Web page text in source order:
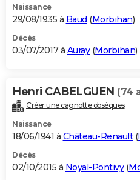
Naissance
29/08/1935 à Baud (Morbihan)
Décès
03/07/2017 à Auray(Morbihan)
Henri CABELGUEN (74
Créer une cagnotte obsèques
Naissance
18/06/1941 à Château-Renault(
Décès
02/10/2015 à Noyal-Pontivy(